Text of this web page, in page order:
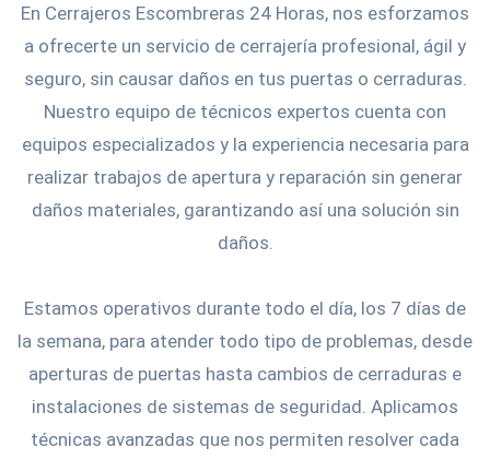
En Cerrajeros Escombreras 24 Horas, nos esforzamos
a ofrecerte un servicio de cerrajería profesional, ágil y
seguro, sin causar daños en tus puertas o cerraduras.
Nuestro equipo de técnicos expertos cuenta con
equipos especializados y la experiencia necesaria para
realizar trabajos de apertura y reparación sin generar
daños materiales, garantizando así una solución sin
daños.
Estamos operativos durante todo el día, los 7 días de
la semana, para atender todo tipo de problemas, desde
aperturas de puertas hasta cambios de cerraduras e
instalaciones de sistemas de seguridad. Aplicamos
técnicas avanzadas que nos permiten resolver cada